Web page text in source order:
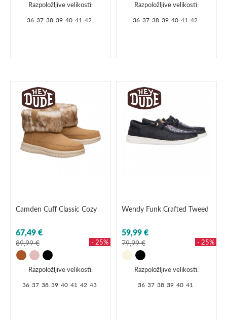
Razpoložljive velikosti:
36 37 38 39 40 41 42
Razpoložljive velikosti:
36 37 38 39 40 41 42
Camden Cuff Classic Cozy
67,49 €
89,99 € - 25%
Razpoložljive velikosti:
36 37 38 39 40 41 42 43
Wendy Funk Crafted Tweed
59,99 €
79,99 € - 25%
Razpoložljive velikosti:
36 37 38 39 40 41